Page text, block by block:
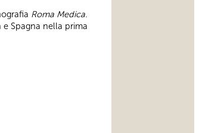
Roma Medica.
e Spagna nella prima